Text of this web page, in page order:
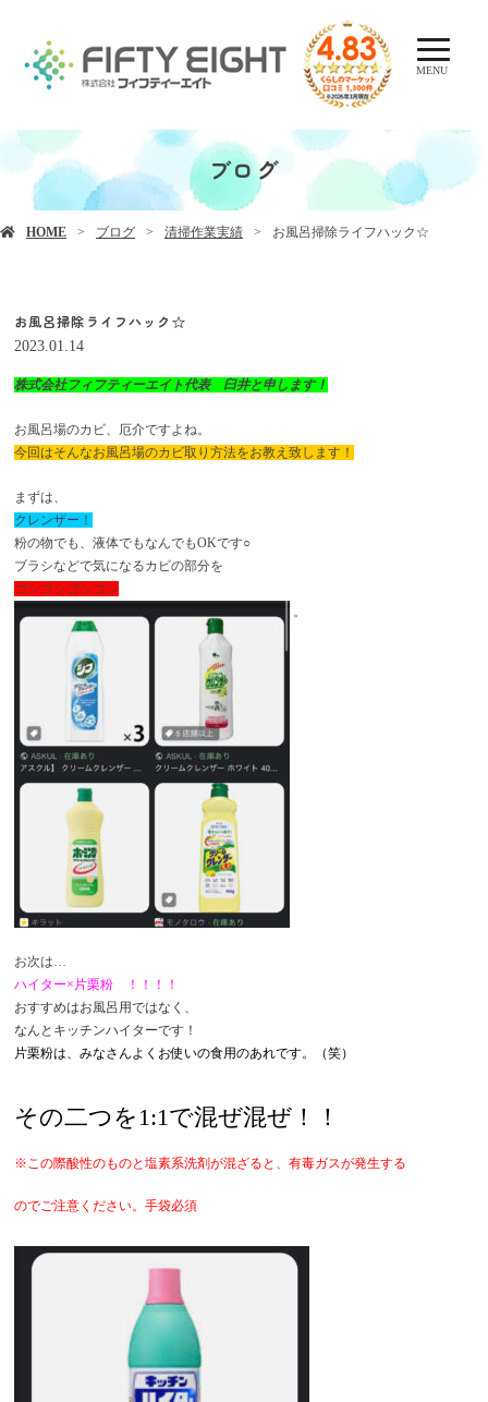
MENU
ブログ
HOME ブログ 清掃作業実績 お風呂掃除ライフハック☆
お風呂掃除ライフハック☆
2023.01.14
株式会社フィフティーエイト代表 臼井と申します！
お風呂場のカビ、厄介ですよね。
今回はそんなお風呂場のカビ取り方法をお教え致します！
まずは、
クレンザー！
粉の物でも、液体でもなんでもOKです○
ブラシなどで気になるカビの部分を
ゴシゴシゴシゴシ
。
お次は…
ハイター×片栗粉 ！！！！
おすすめはお風呂用ではなく、
なんとキッチンハイターです！
片栗粉は、みなさんよくお使いの食用のあれです。（笑）
その二つを1:1で混ぜ混ぜ！！
※この際酸性のものと塩素系洗剤が混ざると、有毒ガスが発生する
のでご注意ください。手袋必須